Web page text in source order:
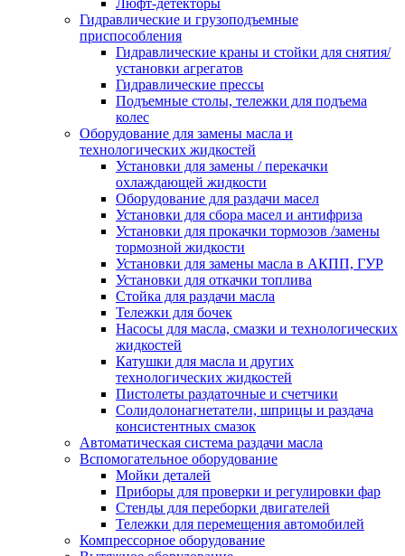
Люфт-детекторы
Гидравлические и грузоподъемные
приспособления
Гидравлические краны и стойки для снятия/
установки агрегатов
Гидравлические прессы
Подъемные столы, тележки для подъема
колес
Оборудование для замены масла и
технологических жидкостей
Установки для замены / перекачки
охлаждающей жидкости
Оборудование для раздачи масел
Установки для сбора масел и антифриза
Установки для прокачки тормозов /замены
тормозной жидкости
Установки для замены масла в АКПП, ГУР
Установки для откачки топлива
Стойка для раздачи масла
Тележки для бочек
Насосы для масла, смазки и технологических
жидкостей
Катушки для масла и других
технологических жидкостей
Пистолеты раздаточные и счетчики
Солидолонагнетатели, шприцы и раздача
консистентных смазок
Автоматическая система раздачи масла
Вспомогательное оборудование
Мойки деталей
Приборы для проверки и регулировки фар
Стенды для переборки двигателей
Тележки для перемещения автомобилей
Компрессорное оборудование